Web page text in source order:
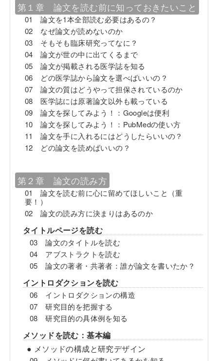
第１章 論文を読む前に知っておきたいこと
01 論文を1本全部読む必要はあるの？
02 なぜ論文が読めないのか
03 そもそも臨床研究ってなに？
04 論文が世の中に出てくるまで
05 論文が掲載される医学誌を知る
06 どの医学誌から論文を選べばいいの？
07 論文の質はどうやって担保されているのか
08 医学誌には原著論文以外も載っている
09 論文を探してみよう！：Googleは便利
10 論文を探してみよう！：PubMedの使い方
11 論文を手に入れるにはどうしたらいいの？
12 どの論文を読めばいいの？
第２章 論文の読み方
01 論文を読む前に心に留めてほしいこと（重
要！）
02 論文の読み方に決まりはあるのか
タイトルページを読む
03 論文のタイトルを読む
04 アブストラクトを読む
05 論文の著者・共著者：誰が論文を書いたか？
イントロダクションを読む
06 イントロダクションの構造
07 研究目的を把握する
08 研究目的の具体例を知る
メソッドを読む：基本編
● メソッドの構成と研究デザイン